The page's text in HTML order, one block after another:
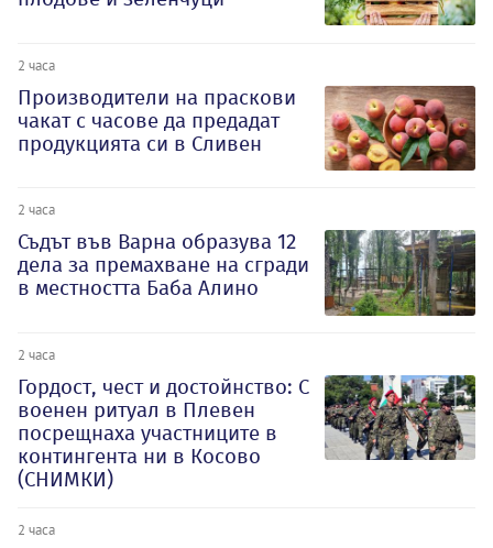
2 часа
Производители на праскови
чакат с часове да предадат
продукцията си в Сливен
2 часа
Съдът във Варна образува 12
дела за премахване на сгради
в местността Баба Алино
2 часа
Гордост, чест и достойнство: С
военен ритуал в Плевен
посрещнаха участниците в
контингента ни в Косово
(СНИМКИ)
2 часа